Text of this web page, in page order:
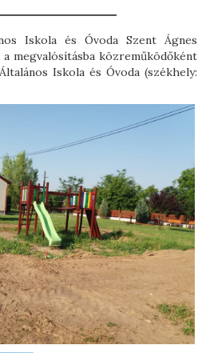
Iskola és Óvoda Szent Ágnes
megvalósításba közreműködőként
Iskola és Óvoda (székhely: